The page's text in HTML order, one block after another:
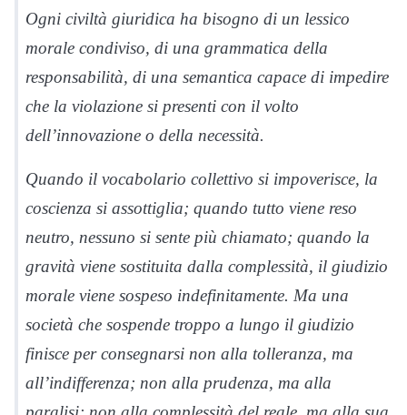
Ogni civiltà giuridica ha bisogno di un lessico
morale condiviso, di una grammatica della
responsabilità, di una semantica capace di impedire
che la violazione si presenti con il volto
dell’innovazione o della necessità.
Quando il vocabolario collettivo si impoverisce, la
coscienza si assottiglia; quando tutto viene reso
neutro, nessuno si sente più chiamato; quando la
gravità viene sostituita dalla complessità, il giudizio
morale viene sospeso indefinitamente. Ma una
società che sospende troppo a lungo il giudizio
finisce per consegnarsi non alla tolleranza, ma
all’indifferenza; non alla prudenza, ma alla